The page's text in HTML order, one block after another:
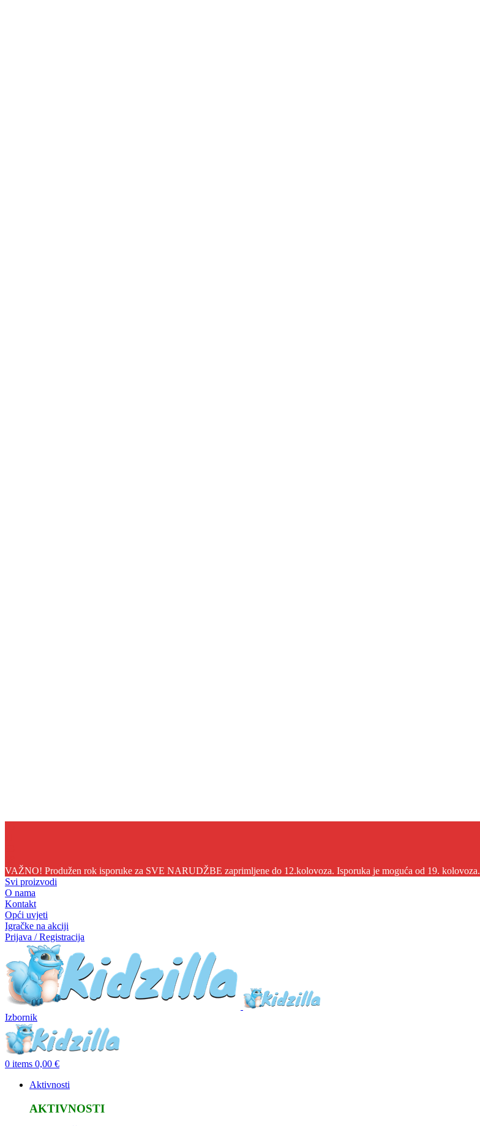
VAŽNO! Produžen rok isporuke za SVE NARUDŽBE zaprimljene do 12.kolovoza. Isporuka je moguća od 19. kolovoza.
Svi proizvodi
O nama
Kontakt
Opći uvjeti
Igračke na akciji
Prijava / Registracija
Izbornik
0 items 0,00 €
Aktivnosti
AKTIVNOSTI